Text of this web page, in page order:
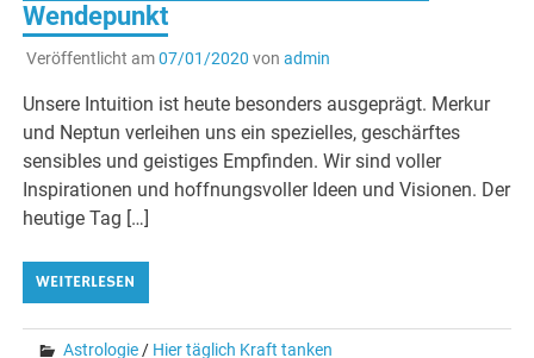
Wendepunkt
Veröffentlicht am07/01/2020 von admin
Unsere Intuition ist heute besonders ausgeprägt. Merkur
und Neptun verleihen uns ein spezielles, geschärftes
sensibles und geistiges Empfinden. Wir sind voller
Inspirationen und hoffnungsvoller Ideen und Visionen. Der
heutige Tag […]
WEITERLESEN
Astrologie / Hier täglich Kraft tanken